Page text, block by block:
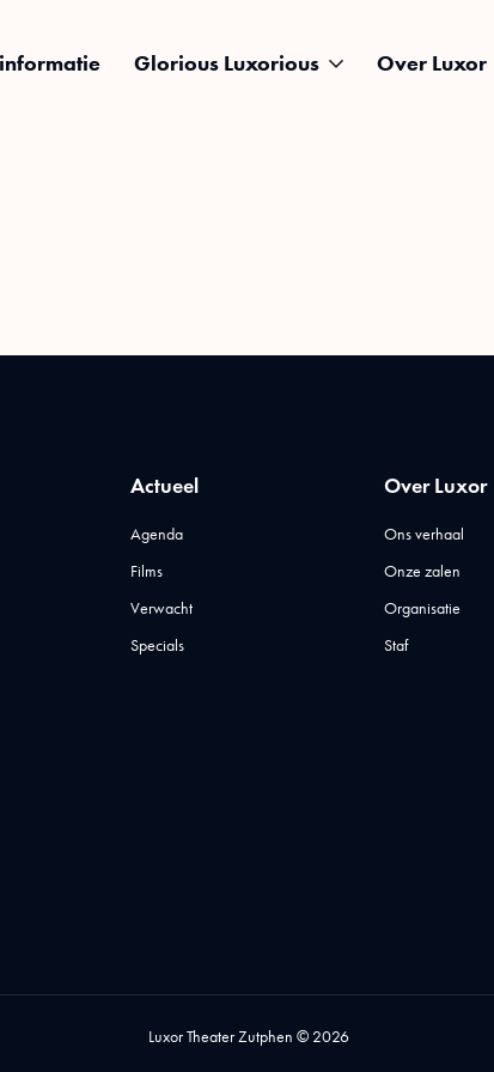
Glorious Luxorious Over Luxor
Actueel
Agenda
Films
Verwacht
Specials
Over Luxor
Ons verhaal
Onze zalen
Organisatie
Staf
Luxor Theater Zutphen © 2026